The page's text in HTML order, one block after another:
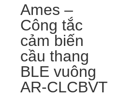
Ames –
Công tắc
cảm biến
cầu thang
BLE vuông
AR-CLCBVT